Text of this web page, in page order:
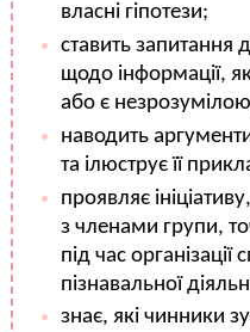
власні гіпотези;
ставить запитання
щодо інформації,
або є
наводить
та ілюструє її
проявляє
з членами групи,
під час організації
пізнавальної
знає, які чинники